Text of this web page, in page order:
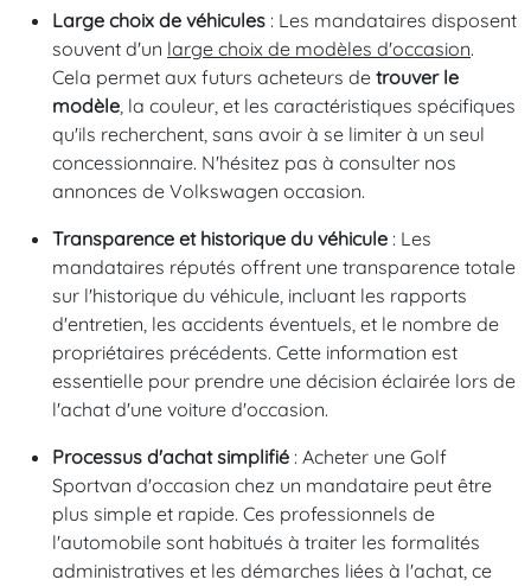
Large choix de véhicules : Les mandataires disposent
souvent d'un large choix de modèles d'occasion.
Cela permet aux futurs acheteurs de trouver le
modèle, la couleur, et les caractéristiques spécifiques
qu'ils recherchent, sans avoir à se limiter à un seul
concessionnaire. N'hésitez pas à consulter nos
annonces de Volkswagen occasion.
Transparence et historique du véhicule : Les
mandataires réputés offrent une transparence totale
sur l'historique du véhicule, incluant les rapports
d'entretien, les accidents éventuels, et le nombre de
propriétaires précédents. Cette information est
essentielle pour prendre une décision éclairée lors de
l'achat d'une voiture d'occasion.
Processus d'achat simplifié : Acheter une Golf
Sportvan d'occasion chez un mandataire peut être
plus simple et rapide. Ces professionnels de
l'automobile sont habitués à traiter les formalités
administratives et les démarches liées à l'achat, ce